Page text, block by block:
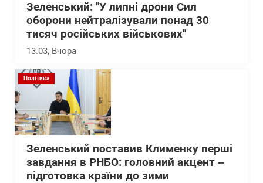
Зеленський: "У липні дрони Сил
оборони нейтралізували понад 30
тисяч російських військових"
13:03, Вчора
Політика
Зеленський поставив Клименку перші
завдання в РНБО: головний акцент –
підготовка країни до зими